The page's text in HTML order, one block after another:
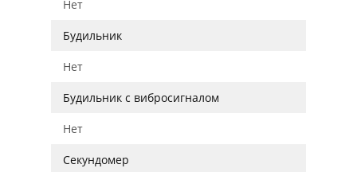
Нет
Будильник
Нет
Будильник с вибросигналом
Нет
Секундомер